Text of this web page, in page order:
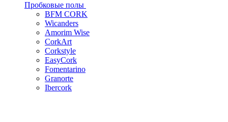
Пробковые полы
BFM CORK
Wicanders
Amorim Wise
CorkArt
Corkstyle
EasyCork
Fomentarino
Granorte
Ibercork